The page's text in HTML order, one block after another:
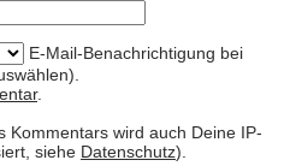
E-Mail-Benachrichtigung bei
.
Kommentars wird auch Deine IP-
siehe Datenschutz).